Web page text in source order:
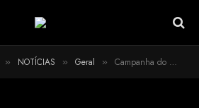
» NOTÍCIAS » Geral » Campanha do ACNUR ajuda mães refugiadas ao redor do mundo